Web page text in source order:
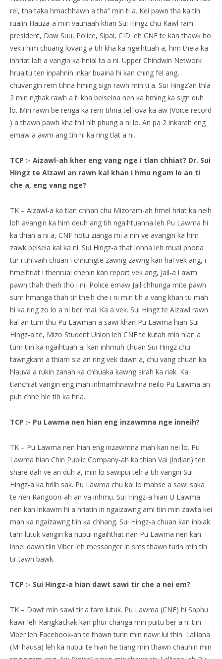
rel, tha taka hmachhawn a tha” min ti a. Kei pawn tha ka tih
rualin Hauza-a min vaunaah khan Sui Hingz chu Kawl ram
president, Daw Suu, Police, Sipai, CID leh CNF te kan thawk ho
vek i him chuang lovang a tih kha ka ngeihtuah a, him theia ka
inhriat loh a vangin ka hnial ta a ni. Upper Chindwin Network
hruaitu ten inpahnih inkar buaina hi kan ching fel ang,
chuvangin rem tihna hming sign rawh min ti a. Sui Hingz’an thla
2 min nghak rawh a ti kha beiseina nen ka hming ka sign duh
lo. Min rawn be renga ka rem tihna tel lova ka aw (Voice record
) a thawn pawh kha thil nih phung a ni lo. An pa 2 inkarah eng
emaw a awm ang tih hi ka ring tlat a ni.
TCP :- Aizawl-ah kher eng vang nge i tlan chhiat? Dr. Sui
Hingz te Aizawl an rawn kal khan i hmu ngam lo an ti
che a, eng vang nge?
TK – Aizawl-a ka tlan chhan chu Mizoram-ah hmel hriat ka neih
loh avangin ka him deuh ang tih ngaihtuahna leh Pu Lawma hi
ka thian a ni a, CNF hotu zianga mi a nih ve avangin ka him
zawk beiseia kal ka ni. Sui Hingz-a that lohna leh mual phona
tur i tih vaih chuan i chhungte zawng zawng kan hal vek ang, i
hmelhriat i thenrual chenin kan report vek ang, Jail-a i awm
pawn thah theih tho i ni, Police emaw Jail chhunga mite pawh
sum hmanga thah tir theih che i ni min tih a vang khan tu mah
hi ka ring zo lo a ni ber mai. Ka a vek. Sui Hingz te Aizawl rawn
kal an tum thu Pu Lawman a sawi khan Pu Lawma hian Sui
Hingz-a te, Mizo Student Union leh CNF te kutah min hlan a
tum tiin ka ngaihtuah a, kan inhmuh chuan Sui Hingz chu
tawngkam a thiam sia an ring vek dawn a, chu vang chuan ka
hlauva a rukin zanah ka chhuaka kawng sirah ka riak. Ka
tlanchiat vangin eng mah inhnamhnawihna neilo Pu Lawma an
puh chhe hle tih ka hria.
TCP :- Pu Lawma nen hian eng inzawmna nge inneih?
TK – Pu Lawma nen hian eng inzawmna mah kan nei lo. Pu
Lawma hian Chin Public Company-ah ka thian Vai (Indian) ten
share dah ve an duh a, min lo sawipui teh a tih vangin Sui
Hingz-a ka hrilh sak. Pu Lawma chu kal lo mahse a sawi saka
te nen Rangoon-ah an va inhmu. Sui Hingz-a hian U Lawma
nen kan inkawm hi a hriatin in ngaizawng ami tiin min zawta kei
man ka ngaizawng tiin ka chhang. Sui Hingz-a chuan kan inbiak
tam lutuk vangin ka nupui ngaihthat nan Pu Lawma nen kan
innei dawn tiin Viber leh messanger in sms thawn turin min tih
tir tawh bawk.
TCP :- Sui Hingz-a hian dawt sawi tir che a nei em?
TK – Dawt min sawi tir a tam lutuk. Pu Lawma (CNF) hi Saphu
kawr leh Rangkachak kan phur changa min puitu ber a ni tiin
Viber leh Facebook-ah te thawn turin min nawr lui thin. Lalliana
(Mi hausa) leh ka nupui te hian he tiang min thawn chauhin min